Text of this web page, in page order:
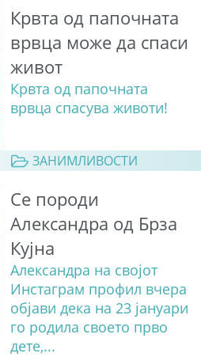
Крвта од папочната
врвца може да спаси
живот
Крвта од папочната
врвца спасува животи!
ЗАНИМЛИВОСТИ
Се породи
Александра од Брза
Кујна
Александра на својот
Инстаграм профил вчера
објави дека на 23 јануари
го родила своето прво
дете,...